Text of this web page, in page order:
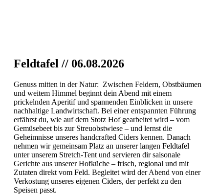
Feldtafel // 06.08.2026
Genuss mitten in der Natur: Zwischen Feldern, Obstbäumen
und weitem Himmel beginnt dein Abend mit einem
prickelnden Aperitif und spannenden Einblicken in unsere
nachhaltige Landwirtschaft. Bei einer entspannten Führung
erfährst du, wie auf dem Stotz Hof gearbeitet wird – vom
Gemüsebeet bis zur Streuobstwiese – und lernst die
Geheimnisse unseres handcrafted Ciders kennen. Danach
nehmen wir gemeinsam Platz an unserer langen Feldtafel
unter unserem Stretch-Tent und servieren dir saisonale
Gerichte aus unserer Hofküche – frisch, regional und mit
Zutaten direkt vom Feld. Begleitet wird der Abend von einer
Verkostung unseres eigenen Ciders, der perfekt zu den
Speisen passt.